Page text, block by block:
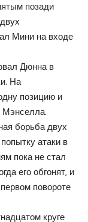
позади
Мини на входе
Дюнна в
На
позицию и
Мэнселла.
борьба двух
атаки в
пока не стал
его обгонят, и
повороте
круге